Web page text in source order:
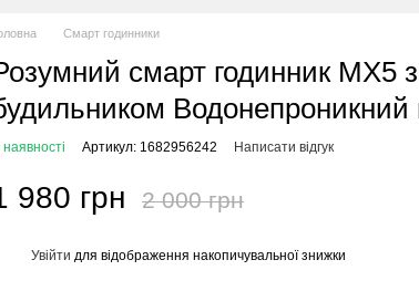
Смарт годинники
смарт годинник MX5
Водонепроникний
наявності Артикул: 1682956242 Написати відгук
980 грн 2 000 грн
Увійти для відображення накопичувальної знижки